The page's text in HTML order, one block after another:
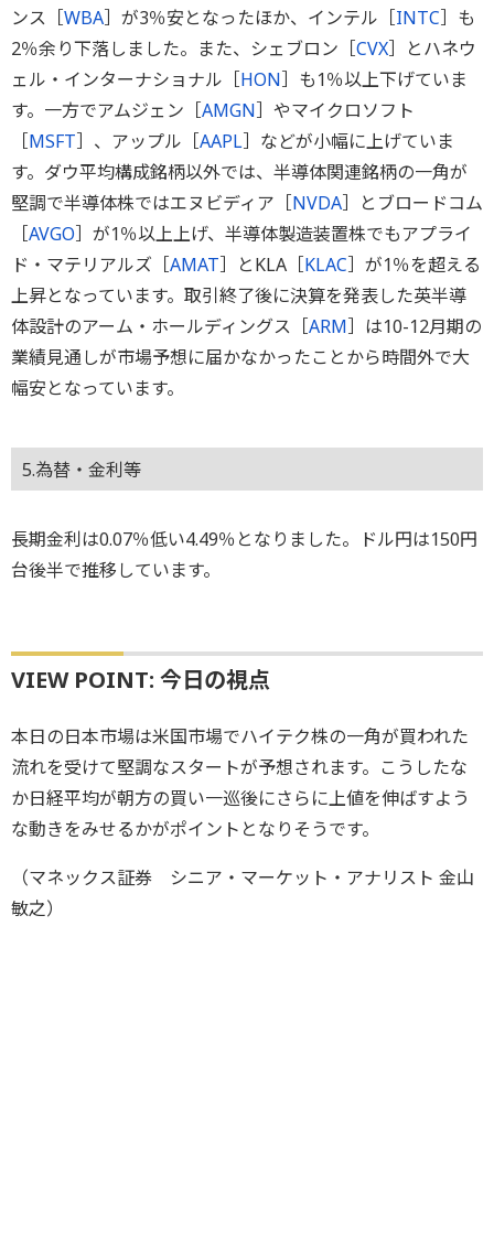
ンス［WBA］が3％安となったほか、インテル［INTC］も
2％余り下落しました。また、シェブロン［CVX］とハネウ
ェル・インターナショナル［HON］も1％以上下げていま
す。一方でアムジェン［AMGN］やマイクロソフト
［MSFT］、アップル［AAPL］などが小幅に上げていま
す。ダウ平均構成銘柄以外では、半導体関連銘柄の一角が
堅調で半導体株ではエヌビディア［NVDA］とブロードコム
［AVGO］が1％以上上げ、半導体製造装置株でもアプライ
ド・マテリアルズ［AMAT］とKLA［KLAC］が1％を超える
上昇となっています。取引終了後に決算を発表した英半導
体設計のアーム・ホールディングス［ARM］は10-12月期の
業績見通しが市場予想に届かなかったことから時間外で大
幅安となっています。
5.為替・金利等
長期金利は0.07％低い4.49％となりました。ドル円は150円
台後半で推移しています。
VIEW POINT: 今日の視点
本日の日本市場は米国市場でハイテク株の一角が買われた
流れを受けて堅調なスタートが予想されます。こうしたな
か日経平均が朝方の買い一巡後にさらに上値を伸ばすよう
な動きをみせるかがポイントとなりそうです。
（マネックス証券 シニア・マーケット・アナリスト 金山
敏之）